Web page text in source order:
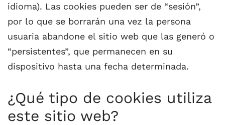
idioma). Las cookies pueden ser de “sesión”,
por lo que se borrarán una vez la persona
usuaria abandone el sitio web que las generó o
“persistentes”, que permanecen en su
dispositivo hasta una fecha determinada.
¿Qué tipo de cookies utiliza
este sitio web?